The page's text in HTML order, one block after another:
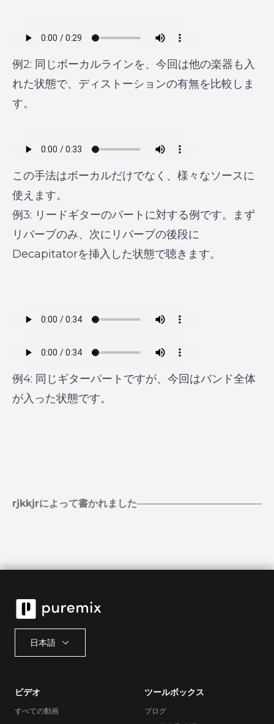
例2: 同じボーカルラインを、今回は他の楽器も入
れた状態で、ディストーションの有無を比較しま
す。
この手法はボーカルだけでなく、様々なソースに
使えます。
例3: リードギターのパートに対する例です。まず
リバーブのみ、次にリバーブの後段に
Decapitatorを挿入した状態で聴きます。
例4: 同じギターパートですが、今回はバンド全体
が入った状態です。
rjkkjrによって書かれました
日本語
ビデオ
すべての動画
ツールボックス
ブログ